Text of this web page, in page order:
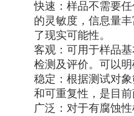
快速：样品不需要
的灵敏度，信息量
了现实可能性。
客观：可用于样品
检测及评价。可以
稳定：根据测试对
和可重复性，是目
广泛：对于有腐蚀